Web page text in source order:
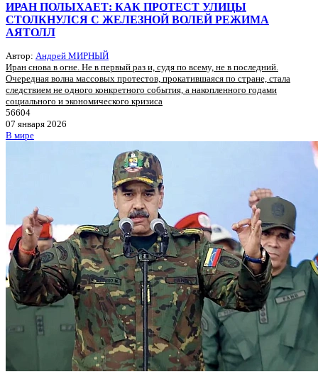
ИРАН ПОЛЫХАЕТ: КАК ПРОТЕСТ УЛИЦЫ
СТОЛКНУЛСЯ С ЖЕЛЕЗНОЙ ВОЛЕЙ РЕЖИМА
АЯТОЛЛ
Автор: Андрей МИРНЫЙ
Иран снова в огне. Не в первый раз и, судя по всему, не в последний.
Очередная волна массовых протестов, прокатившаяся по стране, стала
следствием не одного конкретного события, а накопленного годами
социального и экономического кризиса
56604
07 января 2026
В мире